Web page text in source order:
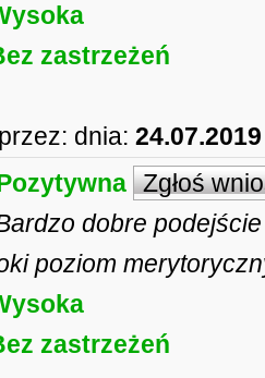
zastrzeżeń
dnia:
Zgłoś
dobre
poziom
zastrzeżeń